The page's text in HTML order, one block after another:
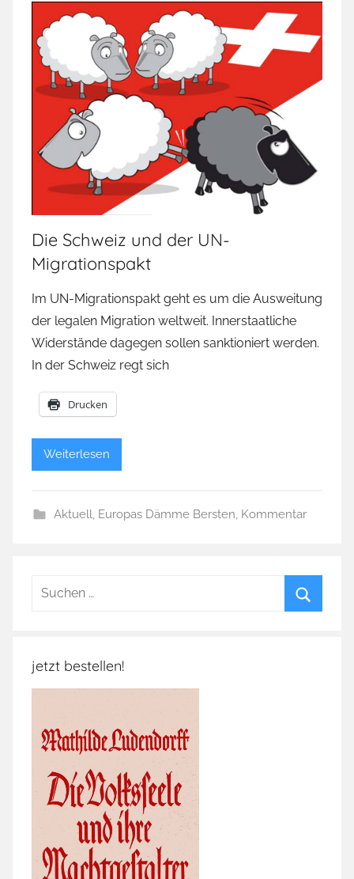
Die Schweiz und der UN-
Migrationspakt
Im UN-Migrationspakt geht es um die Ausweitung
der legalen Migration weltweit. Innerstaatliche
Widerstände dagegen sollen sanktioniert werden.
In der Schweiz regt sich
Drucken
Weiterlesen
Aktuell, Europas Dämme Bersten, Kommentar
Suchen
jetzt bestellen!